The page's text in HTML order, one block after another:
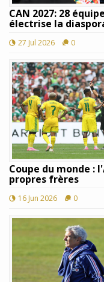
CAN 2027: 28
électrise la
27 Jul 2026 0
Coupe du monde :
propres frères
16 Jun 2026 0